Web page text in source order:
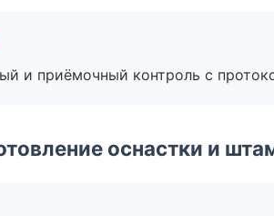
и приёмочный контроль с
оснастки и